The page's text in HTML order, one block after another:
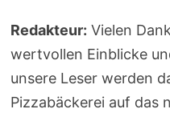
Redakteur: Vielen
wertvollen Einblicke
unsere Leser werden
Pizzabäckerei auf das